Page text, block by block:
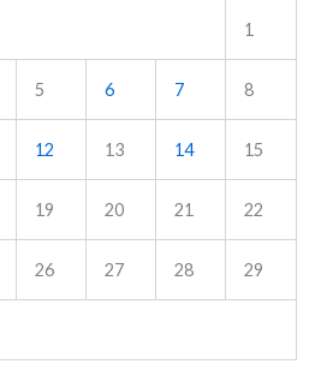
1
5 6 7 8
12 13 14 15
19 20 21 22
26 27 28 29